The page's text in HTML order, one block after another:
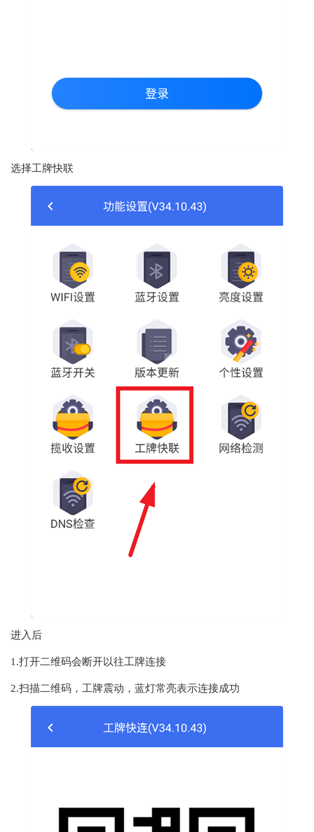
选择工牌快联
进入后
1.打开二维码会断开以往工牌连接
2.扫描二维码，工牌震动，蓝灯常亮表示连接成功